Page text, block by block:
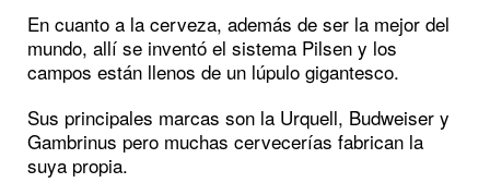
En cuanto a la cerveza, además de ser la mejor del
mundo, allí se inventó el sistema Pilsen y los
campos están llenos de un lúpulo gigantesco.
Sus principales marcas son la Urquell, Budweiser y
Gambrinus pero muchas cervecerías fabrican la
suya propia.